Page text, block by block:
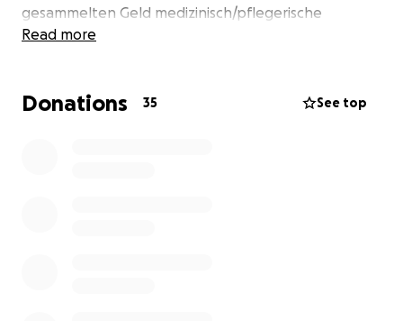
gesammelten Geld medizinisch/pflegerische
Ausstattung zu finanzieren, wie z.B. ein Pflegebett.
Bete gerne für ihn mit!
Read more
Donations 35 See top